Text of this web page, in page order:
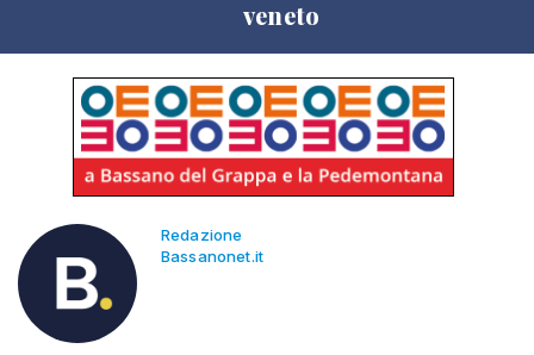
veneto
Redazione
Bassanonet.it